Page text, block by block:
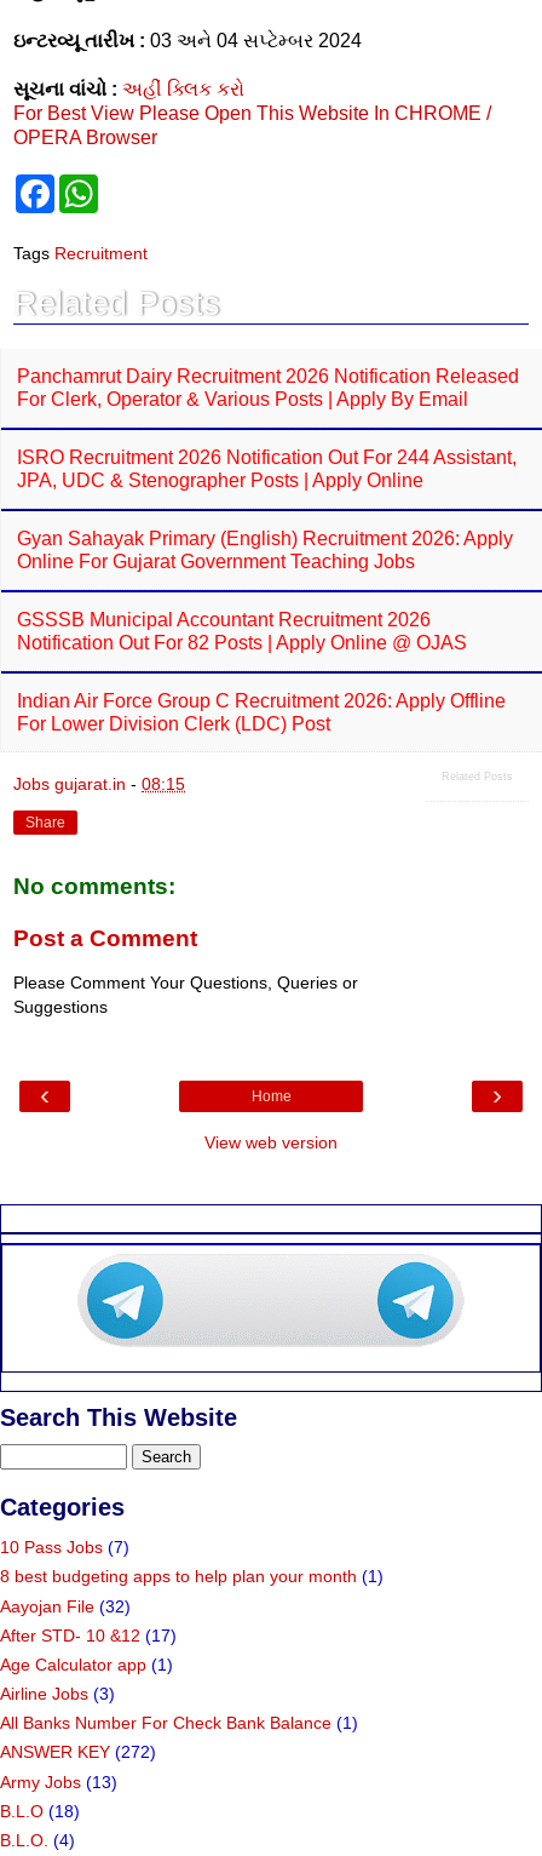
ઇન્ટરવ્યૂ તારીખ : 03 અને 04 સપ્ટેમ્બર 2024
સૂચના વાંચો : અહીં ક્લિક કરો
For Best View Please Open This Website In CHROME /
OPERA Browser
F
b
o
k
s
p
p
Tags Recruitment
Related Posts
Panchamrut Dairy Recruitment 2026 Notification Released
For Clerk, Operator & Various Posts | Apply By Email
ISRO Recruitment 2026 Notification Out For 244 Assistant,
JPA, UDC & Stenographer Posts | Apply Online
Gyan Sahayak Primary (English) Recruitment 2026: Apply
Online For Gujarat Government Teaching Jobs
GSSSB Municipal Accountant Recruitment 2026
Notification Out For 82 Posts | Apply Online @ OJAS
Indian Air Force Group C Recruitment 2026: Apply Offline
For Lower Division Clerk (LDC) Post
Related Posts
Jobs gujarat.in - 08:15
Share
No comments:
Post a Comment
Please Comment Your Questions, Queries or
Suggestions
‹ ›
Home
View web version
Search This Website
Categories
10 Pass Jobs (7)
8 best budgeting apps to help plan your month (1)
Aayojan File (32)
After STD- 10 &12 (17)
Age Calculator app (1)
Airline Jobs (3)
All Banks Number For Check Bank Balance (1)
ANSWER KEY (272)
Army Jobs (13)
B.L.O (18)
B.L.O. (4)